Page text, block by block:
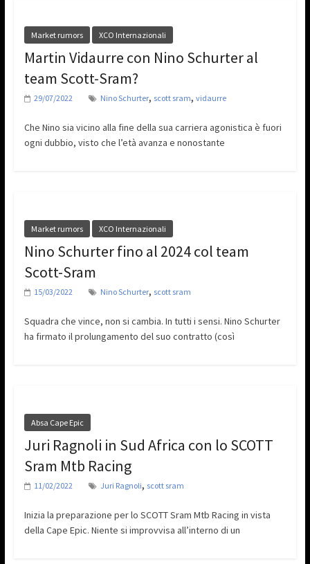
Market rumors XCO Internazionali
Martin Vidaurre con Nino Schurter al
team Scott-Sram?
29/07/2022 Nino Schurter, scott sram, vidaurre
Che Nino sia vicino alla fine della sua carriera agonistica è fuori
ogni dubbio, visto che l’età avanza e nonostante
Market rumors XCO Internazionali
Nino Schurter fino al 2024 col team
Scott-Sram
15/03/2022 Nino Schurter, scott sram
Squadra che vince, non si cambia. In tutti i sensi. Nino Schurter
ha firmato il prolungamento del suo contratto (così
Absa Cape Epic
Juri Ragnoli in Sud Africa con lo SCOTT
Sram Mtb Racing
11/02/2022 Juri Ragnoli, scott sram
Inizia la preparazione per lo SCOTT Sram Mtb Racing in vista
della Cape Epic. Niente si improvvisa all’interno di un